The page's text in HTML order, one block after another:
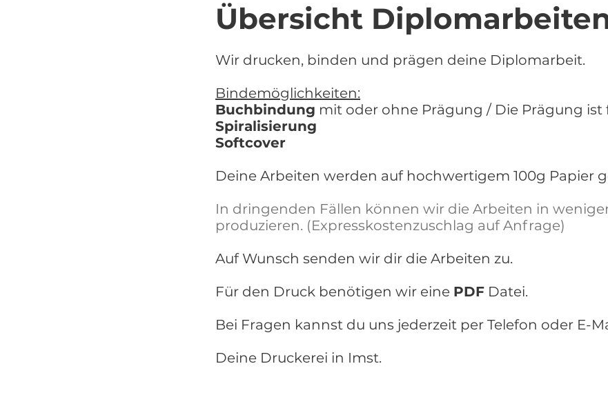
Übersicht
Wir drucken, binden und prägen deine Diplomarbeit.
Bindemöglichkeiten:
Buchbindung mit oder ohne Prägung / Die Prägung
Spiralisierung
Softcover
Deine Arbeiten werden auf hochwertigem 100g Papier
In dringenden Fällen können wir die Arbeiten in
produzieren. (Expresskostenzuschlag auf Anfrage)
Auf Wunsch senden wir dir die Arbeiten zu.
Für den Druck benötigen wir eine PDF Datei.
Bei Fragen kannst du uns jederzeit per Telefon oder E-
Deine Druckerei in Imst.